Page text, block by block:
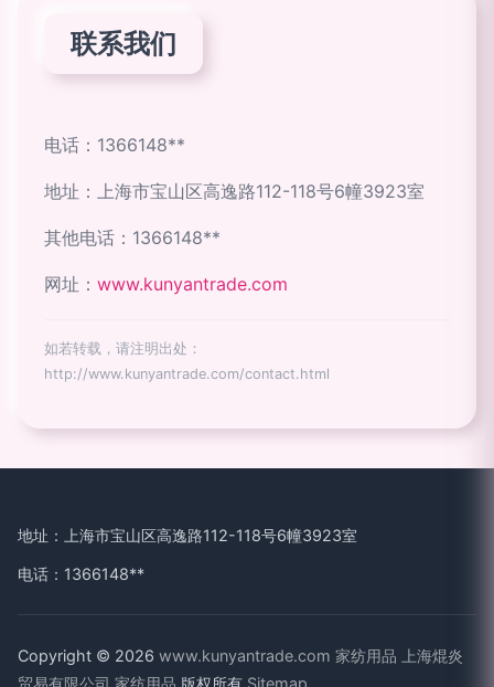
联系我们
电话：1366148**
地址：上海市宝山区高逸路112-118号6幢3923室
其他电话：1366148**
网址： www.kunyantrade.com
如若转载，请注明出处：
http://www.kunyantrade.com/contact.html
地址：上海市宝山区高逸路112-118号6幢3923室
电话：1366148**
Copyright © 2026 www.kunyantrade.com 家纺用品
上海焜炎
贸易有限公司 家纺用品 版权所有 Sitemap